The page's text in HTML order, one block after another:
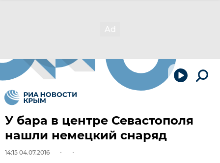
У бара в центре Севастополя
нашли немецкий снаряд
14:15 04.07.2016